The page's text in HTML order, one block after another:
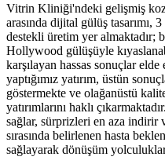
Vitrin Kliniği'ndeki gelişmiş
arasında dijital gülüş
destekli üretim yer almaktadır;
Hollywood gülüşüyle
karşılayan hassas sonuçlar
yaptığımız yatırım, üstün
göstermekte ve olağanüstü
yatırımlarını haklı
sağlar, sürprizleri en aza indirir
sırasında belirlenen hasta
sağlayarak dönüşüm